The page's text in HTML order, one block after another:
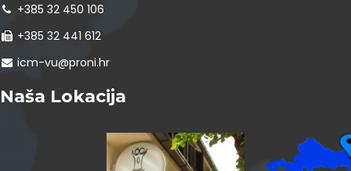
+385 32 450 106
+385 32 441 612
icm-vu@proni.hr
Naša Lokacija